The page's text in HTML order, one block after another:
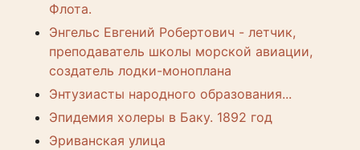
Флота.
Энгельс Евгений Робертович - летчик,
преподаватель школы морской авиации,
создатель лодки-моноплана
Энтузиасты народного образования...
Эпидемия холеры в Баку. 1892 год
Эриванская улица